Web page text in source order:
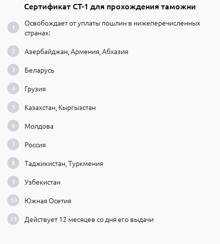
Сертификат СТ-1 для прохождения таможни
Освобождает от уплаты пошлин в нижеперечисленных
странах:
Азербайджан, Армения, Абхазия
Беларусь
Грузия
Казахстан, Кыргызстан
Молдова
Россия
Таджикистан, Туркмения
Узбекистан
Южная Осетия
Действует 12 месяцев со дня его выдачи